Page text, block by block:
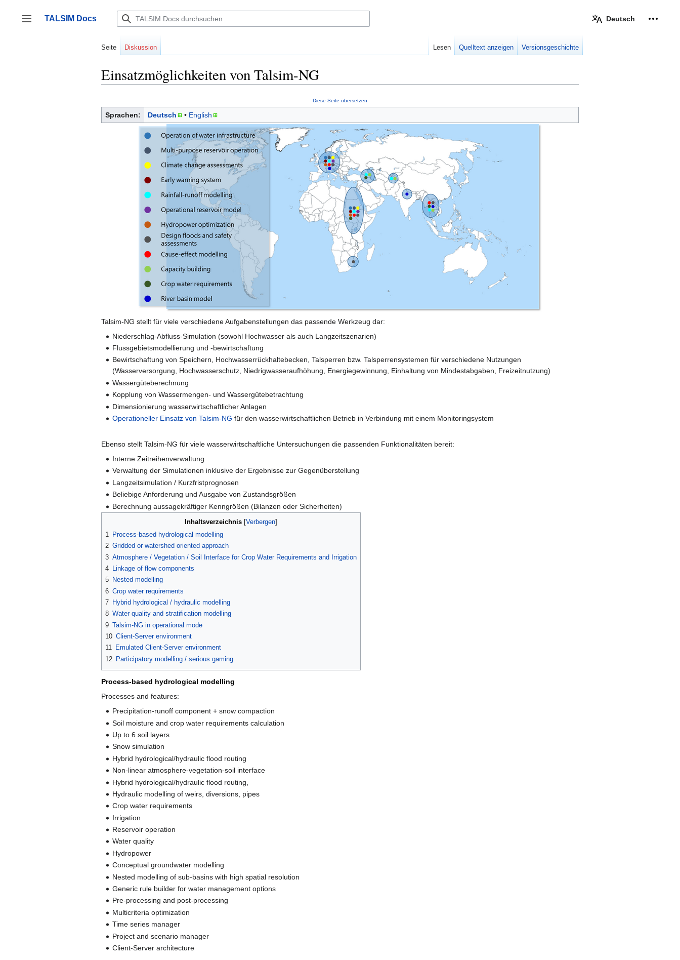
springen
Seitenleiste umschalten
TALSIM Docs Deutsch
Seite Diskussion Lesen Quelltext anzeigen Versionsgeschichte
Einsatzmöglichkeiten von Talsim-NG
Diese Seite übersetzen
Sprachen: Deutsch English
Talsim-NG stellt für viele verschiedene Aufgabenstellungen das passende Werkzeug dar:
Niederschlag-Abfluss-Simulation (sowohl Hochwasser als auch Langzeitszenarien)
Flussgebietsmodellierung und -bewirtschaftung
Bewirtschaftung von Speichern, Hochwasserrückhaltebecken, Talsperren bzw. Talsperrensystemen für verschiedene Nutzungen
(Wasserversorgung, Hochwasserschutz, Niedrigwasseraufhöhung, Energiegewinnung, Einhaltung von Mindestabgaben, Freizeitnutzung)
Wassergüteberechnung
Kopplung von Wassermengen- und Wassergütebetrachtung
Dimensionierung wasserwirtschaftlicher Anlagen
Operationeller Einsatz von Talsim-NG für den wasserwirtschaftlichen Betrieb in Verbindung mit einem Monitoringsystem
Ebenso stellt Talsim-NG für viele wasserwirtschaftliche Untersuchungen die passenden Funktionalitäten bereit:
Interne Zeitreihenverwaltung
Verwaltung der Simulationen inklusive der Ergebnisse zur Gegenüberstellung
Langzeitsimulation / Kurzfristprognosen
Beliebige Anforderung und Ausgabe von Zustandsgrößen
Berechnung aussagekräftiger Kenngrößen (Bilanzen oder Sicherheiten)
Inhaltsverzeichnis
1
Process-based hydrological modelling
2 Gridded or watershed oriented approach
3 Atmosphere / Vegetation / Soil Interface for Crop Water Requirements and Irrigation
4
Linkage of flow components
5 Nested modelling
6 Crop water requirements
7 Hybrid hydrological / hydraulic modelling
8 Water quality and stratification modelling
9 Talsim-NG in operational mode
10 Client-Server environment
11 Emulated Client-Server environment
12 Participatory modelling / serious gaming
Process-based hydrological modelling
Processes and features:
Precipitation-runoff component + snow compaction
Soil moisture and crop water requirements calculation
Up to 6 soil layers
Snow simulation
Hybrid hydrological/hydraulic flood routing
Non-linear atmosphere-vegetation-soil interface
Hybrid hydrological/hydraulic flood routing,
Hydraulic modelling of weirs, diversions, pipes
Crop water requirements
Irrigation
Reservoir operation
Water quality
Hydropower
Conceptual groundwater modelling
Nested modelling of sub-basins with high spatial resolution
Generic rule builder for water management options
Pre-processing and post-processing
Multicriteria optimization
Time series manager
Project and scenario manager
Client-Server architecture